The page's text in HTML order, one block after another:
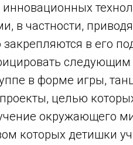
в частности,
в его
следующим
в форме игры,
целью
окружающего
которых детишки